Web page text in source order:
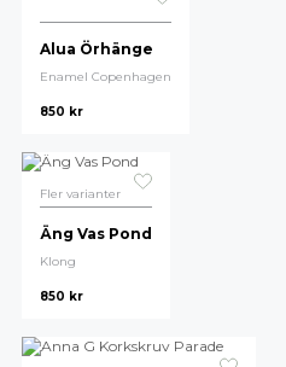
Alua Örhänge
Enamel Copenhagen
850 kr
Fler varianter
Äng Vas Pond
Klong
850 kr